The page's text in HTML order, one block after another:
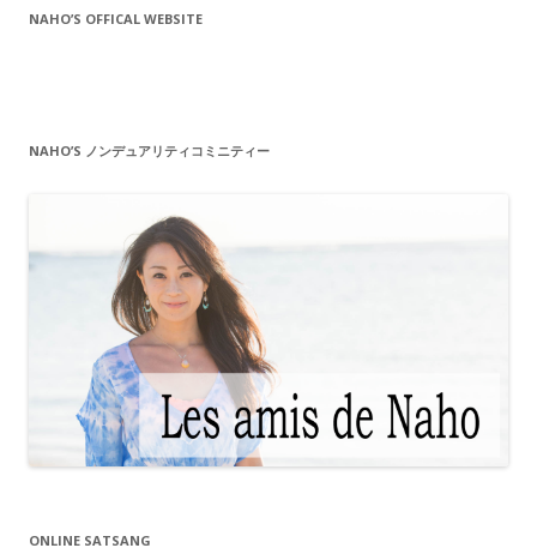
NAHO’S OFFICAL WEBSITE
NAHO’S ノンデュアリティコミニティー
ONLINE SATSANG